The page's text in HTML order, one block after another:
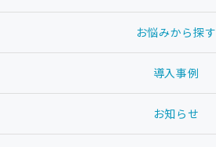
お悩みから探す
導入事例
お知らせ